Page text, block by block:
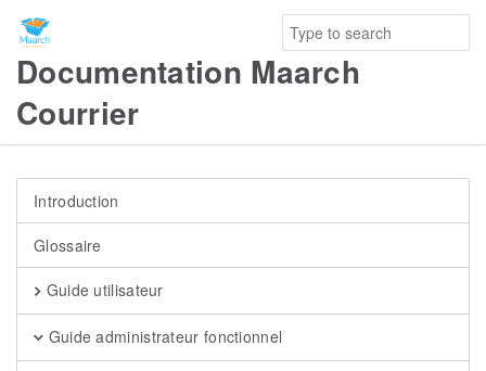
Documentation Maarch
Courrier
Introduction
Glossaire
Guide utilisateur
Guide administrateur fonctionnel